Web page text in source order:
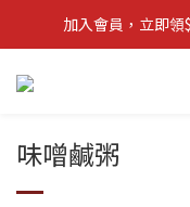
【新品上
加入會員，立即
訂單
味噌鹹粥